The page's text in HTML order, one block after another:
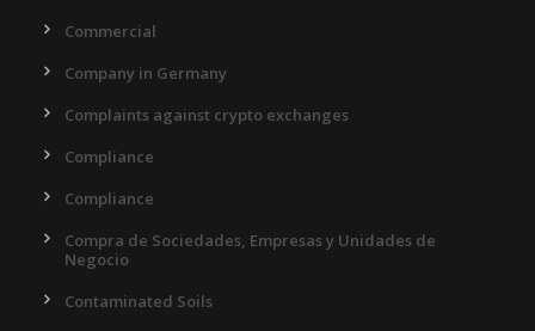
Commercial
Company in Germany
Complaints against crypto exchanges
Compliance
Compliance
Compra de Sociedades, Empresas y Unidades de
Negocio
Contaminated Soils